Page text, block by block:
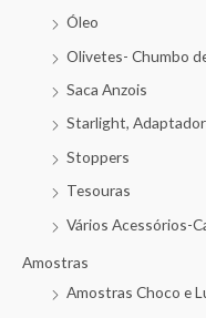
Óleo
Olivetes- Chumbo
Saca Anzois
Starlight,
Stoppers
Tesouras
Vários Acessórios-
Amostras
Amostras Choco e